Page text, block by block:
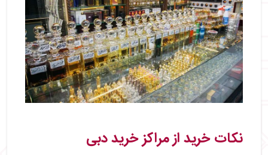
نکات خرید از مراکز خرید دبی